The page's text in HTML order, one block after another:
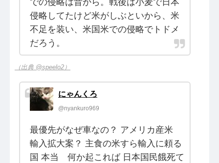
での侵略は昔から。戦後は小麦で日本
侵略してたけど米がしぶといから、米
不足を装い、米国米での侵略でトドメ
だろう。
（出典 @speelo2）
にゃんくろ
@nyankuro969
最優先がなぜ車なの？ アメリカ産米
輸入拡大案？ 主食の米すら輸入に頼る
国 本当 何か起これば 日本国民餓死て